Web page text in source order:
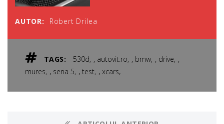
AUTOR: Robert Drilea
TAGS: 530d , autovit.ro , bmw , drive ,
mures , seria 5 , test , xcars,